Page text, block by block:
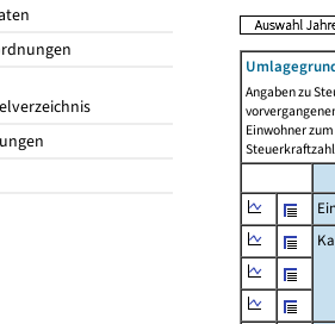
Angaben zu
Einwohner